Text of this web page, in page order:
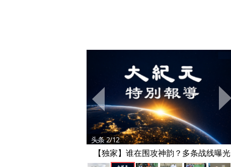
头条 3/12
泰国校园枪击案酿9死 含枪手及其祖父母